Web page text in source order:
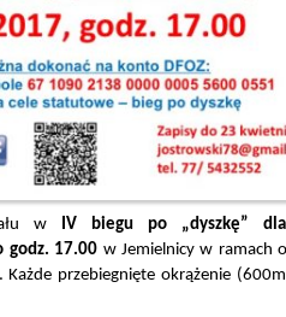
w IV biegu po „dyszkę”
godz. 17.00 w Jemielnicy w ramach
Każde przebiegnięte okrążenie